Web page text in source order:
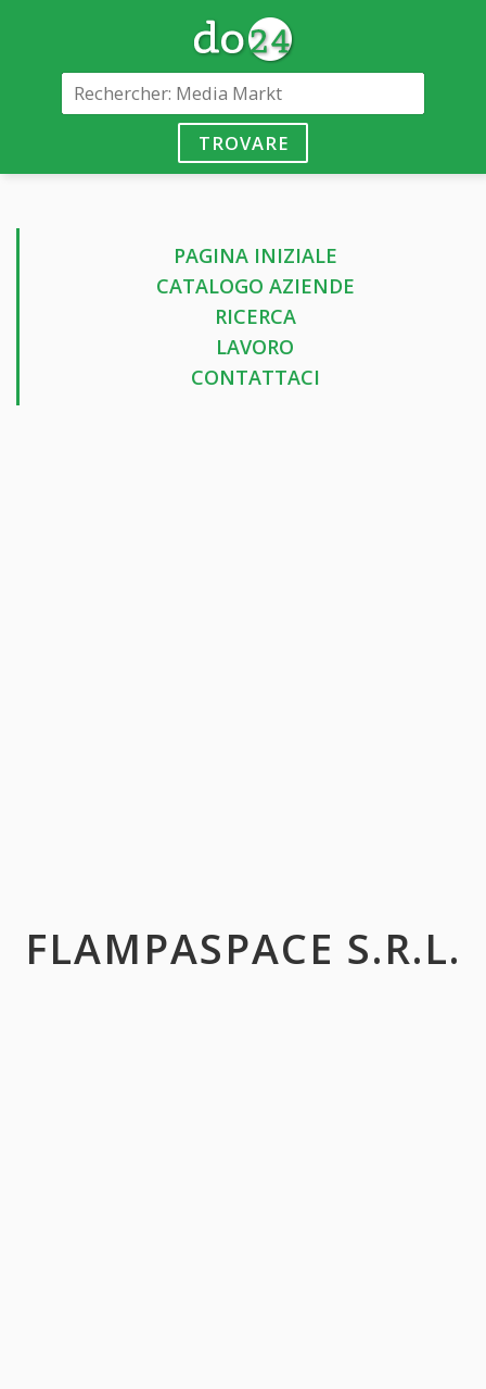
TROVARE
PAGINA INIZIALE
CATALOGO AZIENDE
RICERCA
LAVORO
CONTATTACI
FLAMPASPACE S.R.L.